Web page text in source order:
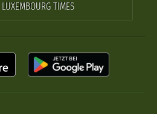
LUXEMBOURG TIMES